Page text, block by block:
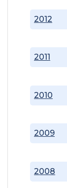
2008
2009
2010
2011
2012